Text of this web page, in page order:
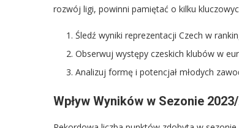
rozwój ligi, powinni pamiętać o kilku
Śledź wyniki reprezentacji Czech w
Obserwuj występy czeskich klubów w
Analizuj formę i potencjał młodych
Wpływ Wyników w Sezonie